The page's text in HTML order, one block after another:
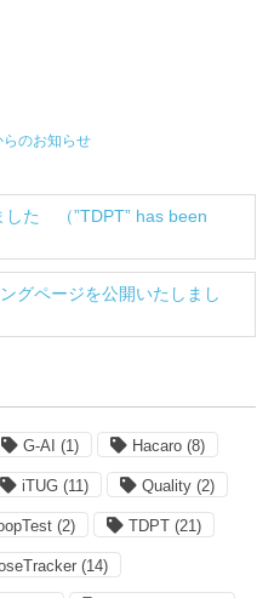
のお知らせ
した （”TDPT” has been
グページを公開いたしまし
G-AI (1) Hacaro (8)
iTUG (11) Quality (2)
(2) TDPT (21)
(14)